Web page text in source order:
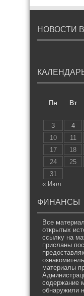
НОВОСТИ
Пн
Вт
3
4
10
11
17
18
24
25
31
« Июл
ФИНАНСЫ
Все
открытых
ссылку на
присланы
материалы
содержание
обнаружили